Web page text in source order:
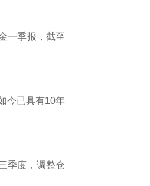
一季报，截至
今已具有10年
季度，调整仓